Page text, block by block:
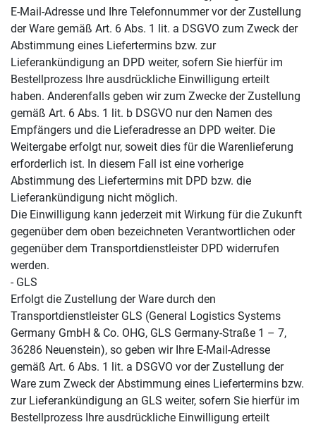
E-Mail-Adresse und Ihre Telefonnummer vor der Zustellung
der Ware gemäß Art. 6 Abs. 1 lit. a DSGVO zum Zweck der
Abstimmung eines Liefertermins bzw. zur
Lieferankündigung an DPD weiter, sofern Sie hierfür im
Bestellprozess Ihre ausdrückliche Einwilligung erteilt
haben. Anderenfalls geben wir zum Zwecke der Zustellung
gemäß Art. 6 Abs. 1 lit. b DSGVO nur den Namen des
Empfängers und die Lieferadresse an DPD weiter. Die
Weitergabe erfolgt nur, soweit dies für die Warenlieferung
erforderlich ist. In diesem Fall ist eine vorherige
Abstimmung des Liefertermins mit DPD bzw. die
Lieferankündigung nicht möglich.
Die Einwilligung kann jederzeit mit Wirkung für die Zukunft
gegenüber dem oben bezeichneten Verantwortlichen oder
gegenüber dem Transportdienstleister DPD widerrufen
werden.
- GLS
Erfolgt die Zustellung der Ware durch den
Transportdienstleister GLS (General Logistics Systems
Germany GmbH & Co. OHG, GLS Germany-Straße 1 – 7,
36286 Neuenstein), so geben wir Ihre E-Mail-Adresse
gemäß Art. 6 Abs. 1 lit. a DSGVO vor der Zustellung der
Ware zum Zweck der Abstimmung eines Liefertermins bzw.
zur Lieferankündigung an GLS weiter, sofern Sie hierfür im
Bestellprozess Ihre ausdrückliche Einwilligung erteilt